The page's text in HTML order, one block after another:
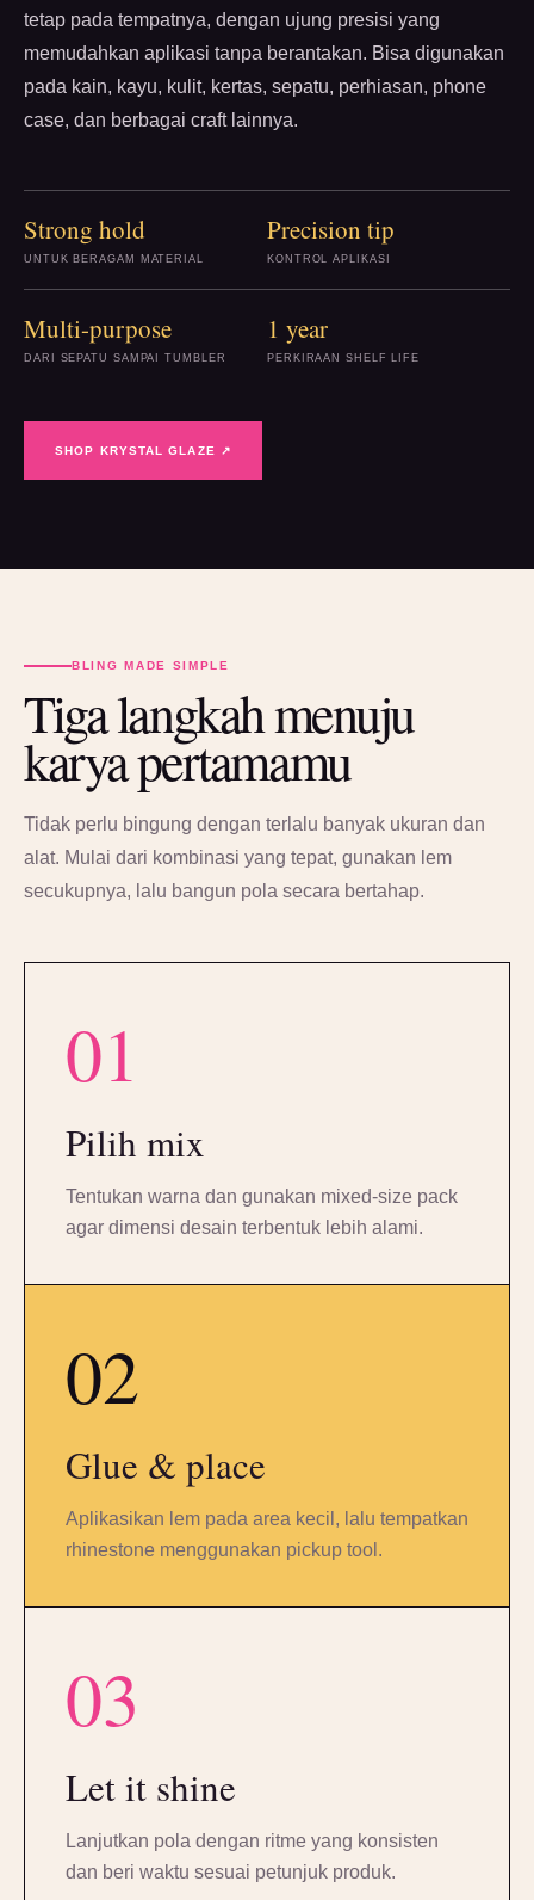
tetap pada tempatnya, dengan ujung presisi yang
memudahkan aplikasi tanpa berantakan. Bisa digunakan
pada kain, kayu, kulit, kertas, sepatu, perhiasan, phone
case, dan berbagai craft lainnya.
Strong hold
UNTUK BERAGAM MATERIAL
Precision tip
KONTROL APLIKASI
Multi-purpose
DARI SEPATU SAMPAI TUMBLER
1 year
PERKIRAAN SHELF LIFE
SHOP KRYSTAL GLAZE ↗
BLING MADE SIMPLE
Tiga langkah menuju
karya pertamamu
Tidak perlu bingung dengan terlalu banyak ukuran dan
alat. Mulai dari kombinasi yang tepat, gunakan lem
secukupnya, lalu bangun pola secara bertahap.
01
Pilih mix
Tentukan warna dan gunakan mixed-size pack
agar dimensi desain terbentuk lebih alami.
02
Glue & place
Aplikasikan lem pada area kecil, lalu tempatkan
rhinestone menggunakan pickup tool.
03
Let it shine
Lanjutkan pola dengan ritme yang konsisten
dan beri waktu sesuai petunjuk produk.